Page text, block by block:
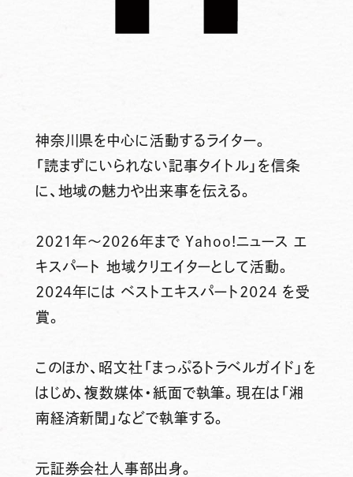
神奈川県を中心に活動するライター。
「読まずにいられない記事タイトル」を信条
に、地域の魅力や出来事を伝える。
2021年～2026年まで Yahoo!ニュース エ
キスパート 地域クリエイターとして活動。
2024年には ベストエキスパート2024 を受
賞。
このほか、昭文社「まっぷるトラベルガイド」を
はじめ、複数媒体・紙面で執筆。現在は「湘
南経済新聞」などで執筆する。
元証券会社人事部出身。